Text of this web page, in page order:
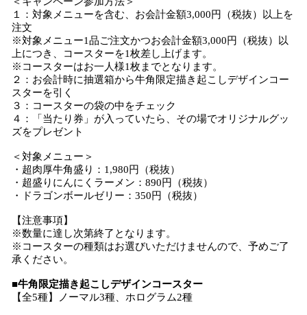
１：対象メニューを含む、お会計金額3,000円（税抜）以上を
注文
※対象メニュー1品ご注文かつお会計金額3,000円（税抜）以
上につき、コースターを1枚差し上げます。
※コースターはお一人様1枚までとなります。
２：お会計時に抽選箱から牛角限定描き起こしデザインコー
スターを引く
３：コースターの袋の中をチェック
４：「当たり券」が入っていたら、その場でオリジナルグッ
ズをプレゼント
＜対象メニュー＞
・超肉厚牛角盛り：1,980円（税抜）
・超盛りにんにくラーメン：890円（税抜）
・ドラゴンボールゼリー：350円（税抜）
【注意事項】
※数量に達し次第終了となります。
※コースターの種類はお選びいただけませんので、予めご了
承ください。
■牛角限定描き起こしデザインコースター
【全5種】ノーマル3種、ホログラム2種